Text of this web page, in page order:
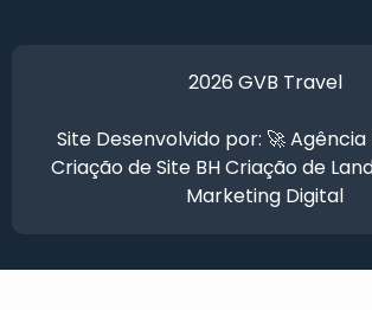
2026 GVB Travel
Site Desenvolvido por: 🚀Agência
Criação de Site BHCriação de
Marketing Digital